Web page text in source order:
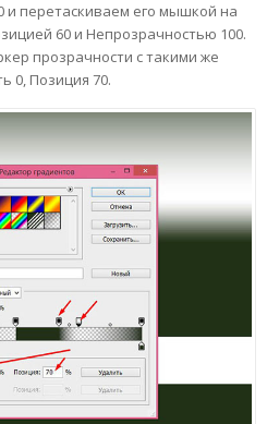
и перетаскиваем его мышкой на
60 и Непрозрачностью 100.
прозрачности с такими же
0, Позиция 70.